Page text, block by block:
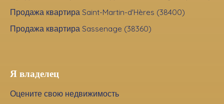
Продажа квартира Saint-Martin-d'Hères (38400)
Продажа квартира Sassenage (38360)
Я владелец
Оцените свою недвижимость